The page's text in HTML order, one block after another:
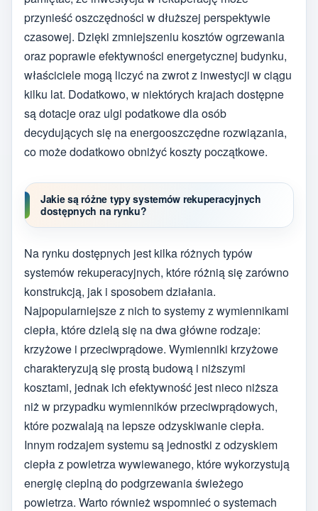
przynieść oszczędności w dłuższej perspektywie
czasowej. Dzięki zmniejszeniu kosztów ogrzewania
oraz poprawie efektywności energetycznej budynku,
właściciele mogą liczyć na zwrot z inwestycji w ciągu
kilku lat. Dodatkowo, w niektórych krajach dostępne
są dotacje oraz ulgi podatkowe dla osób
decydujących się na energooszczędne rozwiązania,
co może dodatkowo obniżyć koszty początkowe.
Jakie są różne typy systemów rekuperacyjnych
dostępnych na rynku?
Na rynku dostępnych jest kilka różnych typów
systemów rekuperacyjnych, które różnią się zarówno
konstrukcją, jak i sposobem działania.
Najpopularniejsze z nich to systemy z wymiennikami
ciepła, które dzielą się na dwa główne rodzaje:
krzyżowe i przeciwprądowe. Wymienniki krzyżowe
charakteryzują się prostą budową i niższymi
kosztami, jednak ich efektywność jest nieco niższa
niż w przypadku wymienników przeciwprądowych,
które pozwalają na lepsze odzyskiwanie ciepła.
Innym rodzajem systemu są jednostki z odzyskiem
ciepła z powietrza wywiewanego, które wykorzystują
energię cieplną do podgrzewania świeżego
powietrza. Warto również wspomnieć o systemach